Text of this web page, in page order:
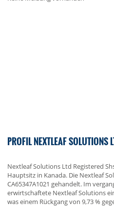
PROFIL NEXTLEAF SOLUTIONS
Nextleaf Solutions Ltd Registered
Hauptsitz in Kanada. Die Nextleaf
CA65347A1021 gehandelt. Im
erwirtschaftete Nextleaf Solutions
was einem Rückgang von 9,73 %